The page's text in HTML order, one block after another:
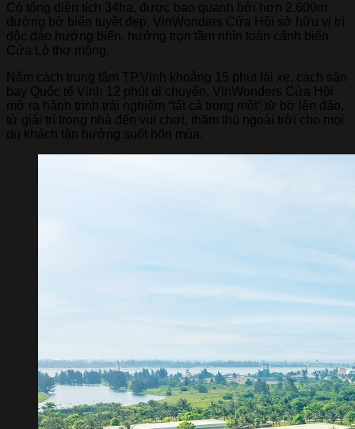
Có tổng diện tích 34ha, được bao quanh bởi hơn 2.600m
đường bờ biển tuyệt đẹp, VinWonders Cửa Hội sở hữu vị trí
độc đáo hướng biển, hưởng trọn tầm nhìn toàn cảnh biển
Cửa Lò thơ mộng.
Nằm cách trung tâm TP.Vinh khoảng 15 phút lái xe, cách sân
bay Quốc tế Vinh 12 phút di chuyển, VinWonders Cửa Hội
mở ra hành trình trải nghiệm “tất cả trong một” từ bờ lên đảo,
từ giải trí trong nhà đến vui chơi, thăm thú ngoài trời cho mọi
du khách tận hưởng suốt bốn mùa.